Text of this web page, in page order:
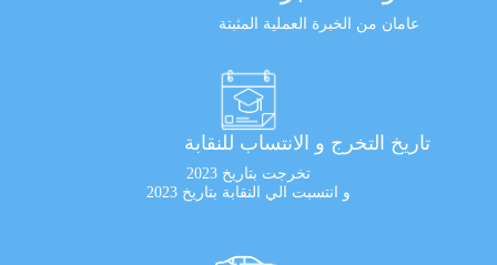
عامان من الخبرة العملية المثبتة
تاريخ التخرج و الانتساب للنقابة
تخرجت بتاريخ 2023
و انتسبت الي النقابة بتاريخ 2023